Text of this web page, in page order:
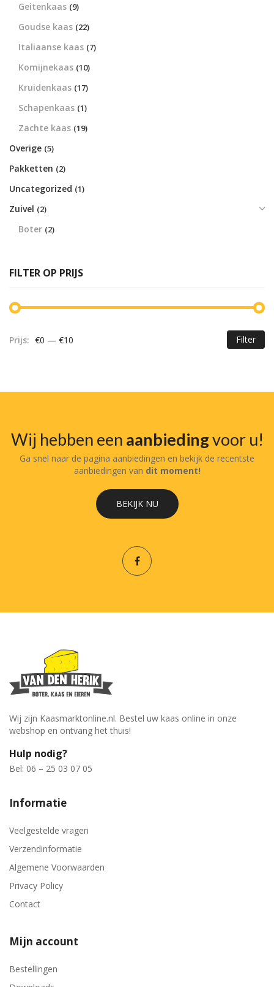
Geitenkaas (9)
Goudse kaas (22)
Italiaanse kaas (7)
Komijnekaas (10)
Kruidenkaas (17)
Schapenkaas (1)
Zachte kaas (19)
Overige (5)
Pakketten (2)
Uncategorized (1)
Zuivel (2)
Boter (2)
FILTER OP PRIJS
Filter
Prijs: €0 — €10
Wij hebben een aanbiedingvoor u!
Ga snel naar de pagina aanbiedingen en bekijk de recentste
aanbiedingen van dit moment!
BEKIJK NU
Wij zijn Kaasmarktonline.nl. Bestel uw kaas online in onze
webshop en ontvang het thuis!
Hulp nodig?
Bel: 06 – 25 03 07 05
Informatie
Veelgestelde vragen
Verzendinformatie
Algemene Voorwaarden
Privacy Policy
Contact
Mijn account
Bestellingen